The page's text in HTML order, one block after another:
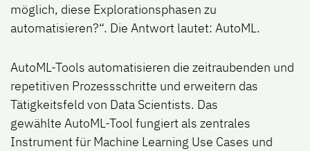
möglich, diese Explorationsphasen zu
automatisieren?“. Die Antwort lautet: AutoML.
AutoML-Tools automatisieren die zeitraubenden und
repetitiven Prozessschritte und erweitern das
Tätigkeitsfeld von Data Scientists. Das
gewählte AutoML-Tool fungiert als zentrales
Instrument für Machine Learning Use Cases und